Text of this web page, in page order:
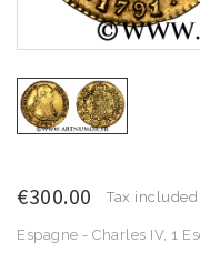
€300.00 Tax included
Espagne - Charles IV, 1